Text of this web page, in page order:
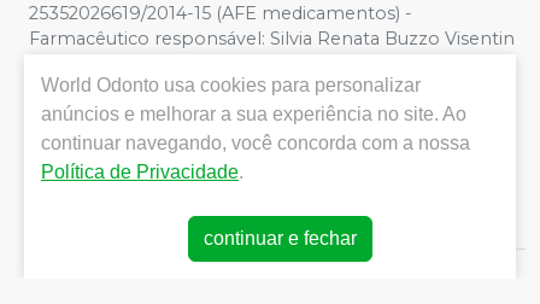
25352026619/2014-15 (AFE medicamentos) -
Farmacêutico responsável: Silvia Renata Buzzo Visentin
Segurança - Fotos meramente ilustrativas - Os preços e
condições da loja virtual estão sujeitos a alterações. Em
caso de divergência de preços no site, o valor válido é o
do Carrinho de Compra. Não vendemos por atacado,
compras de grandes volumes pelo site.
World Odonto usa cookies para personalizar
anúncios e melhorar a sua experiência no site. Ao
continuar navegando, você concorda com a nossa
Política de Privacidade.
continuar e fechar